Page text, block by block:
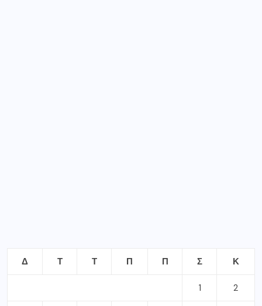
Δ Τ Τ Π Π Σ Κ
1 2